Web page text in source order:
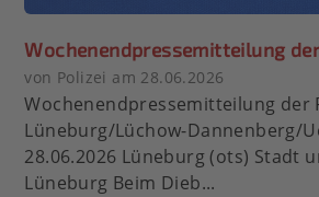
Wochenendpressemitteilung
von Polizei am 28.06.2026
Wochenendpressemitteilung der
Lüneburg/Lüchow-Dannenberg/
28.06.2026 Lüneburg (ots) Stadt
Lüneburg Beim Dieb...